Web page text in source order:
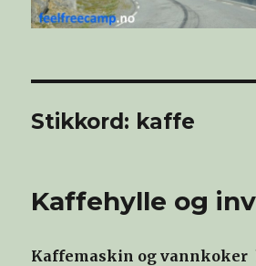
Stikkord: kaffe
Kaffehylle og
Kaffemaskin og vannkoker